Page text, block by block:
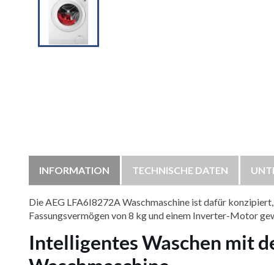
INFORMATION TECHNISCHE DATEN
Die AEG LFA6I8272A Waschmaschine ist dafür
Fassungsvermögen von 8 kg und einem Inverter-Motor
Intelligentes Waschen mit